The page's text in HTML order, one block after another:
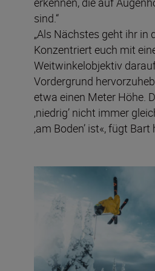
sind.“
„Als Nächstes geht ihr in
Konzentriert euch mit
Weitwinkelobjektiv
Vordergrund
etwa einen Meter Höhe.
‚niedrig’ nicht immer
‚am Boden’ ist«, fügt Bart